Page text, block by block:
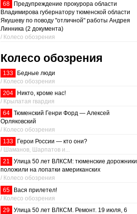
68
Предупреждение прокурора области
Владимирова губернатору тюменской области
Якушеву по поводу "отличной" работы Андрея
Линника (2 документа)
/ Колесо обозрения
Колесо обозрения
133
Бедные люди
/ Колесо обозрения
204
Никто, кроме нас!
/ Крылатая гвардия
64 Тюменский Генри Форд — Алексей
Орляковский
/ Колесо обозрения
133
Герои России — кто они?
/ Шаманов, Шарпатов и...
21
Улица 50 лет ВЛКСМ: тюменские дорожники
положили на лопатки американских
/ Колесо обозрения
65
Вася прилетел!
/ Колесо обозрения
29 Улица 50 лет ВЛКСМ. Ремонт. 19 июля, 6